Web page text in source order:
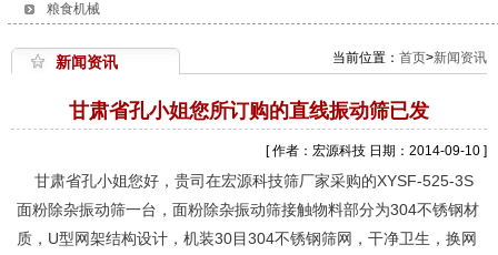
粮食机械
新闻资讯 当前位置： 首页>新闻资讯
甘肃省孔小姐您所订购的直线振动筛已发
[ 作者：宏源科技 日期：2014-09-10 ]
甘肃省孔小姐您好，贵司在宏源科技筛厂家采购的XYSF-525-3S
面粉除杂振动筛一台，面粉除杂振动筛接触物料部分为304不锈钢材
质，U型网架结构设计，机装30目304不锈钢筛网，干净卫生，换网